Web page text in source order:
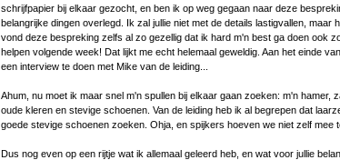
schrijfpapier bij elkaar gezocht, en ben ik op weg gegaan naar deze
belangrijke dingen overlegd. Ik zal jullie niet met de details lastigvallen, maar
vond deze bespreking zelfs al zo gezellig dat ik hard m'n best ga doen ook
helpen volgende week! Dat lijkt me echt helemaal geweldig. Aan het einde
een interview te doen met Mike van de leiding...
Ahum, nu moet ik maar snel m'n spullen bij elkaar gaan zoeken: m'n hamer,
oude kleren en stevige schoenen. Van de leiding heb ik al begrepen dat
goede stevige schoenen zoeken. Ohja, en spijkers hoeven we niet zelf mee
Dus nog even op een rijtje wat ik allemaal geleerd heb, en wat voor jullie